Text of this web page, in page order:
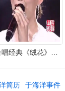
于海洋辛修萍合唱经典《绒花》天籁和声,太惊艳了!
简历 于海洋事件